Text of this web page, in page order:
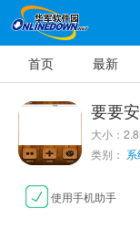
首页 最新
要要
大小：
类别：
使用手机助手